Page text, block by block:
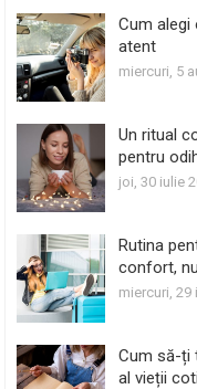
Cum
atent
miercuri, 5
Un ritual
pentru
joi, 30 iulie
Rutina
confort,
miercuri, 29
Cum să-ți
al vieții